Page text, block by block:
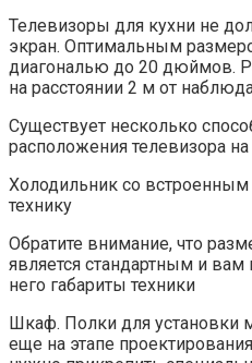
Телевизоры для кухни не
экран. Оптимальным
диагональю до 20 дюймов.
на расстоянии 2 м от
Существует несколько
расположения телевизора на
Холодильник со
технику
Обратите внимание, что
является стандартным и вам
него габариты техники
Шкаф. Полки для установки
еще на этапе